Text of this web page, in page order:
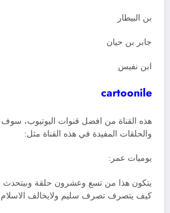
بن البيطار
جابر بن حيان
ابن نفيس
cartoonile
هذه القناة من افضل قنوات اليوتيوب،
والحلقات المفيدة في هذه القناة مثل:
يوميات عمر:
يتكون هذا من تسع وعشرون حلقة
كيف يتصرف تصرف سليم ولايخالف الاسلام